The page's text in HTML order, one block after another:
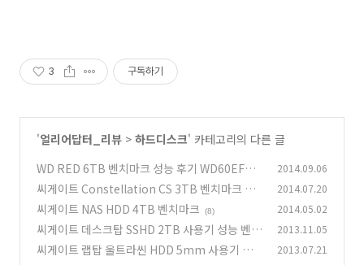
3 구독하기
'얼리어답터_리뷰 > 하드디스크' 카테고리의 다른 글
WD RED 6TB 벤치마크 성능 후기 WD60EFRX
(2)
2014.09.06
씨게이트 Constellation CS 3TB 벤치마크 소
음 전력소모량 발열
(0)
2014.07.20
씨게이트 NAS HDD 4TB 벤치마크 (8) 2014.05.02
씨게이트 데스크탑 SSHD 2TB 사용기 성능 벤치
마크 열화상사진 (15)
2013.11.05
씨게이트 랩탑 울트라씬 HDD 5mm 사용기 벤
2013.07.21